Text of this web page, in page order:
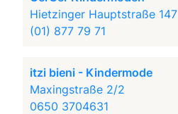
Hietzinger Hauptstraße 147
(01) 877 79 71
itzi bieni - Kindermode
Maxingstraße 2/2
0650 3704631